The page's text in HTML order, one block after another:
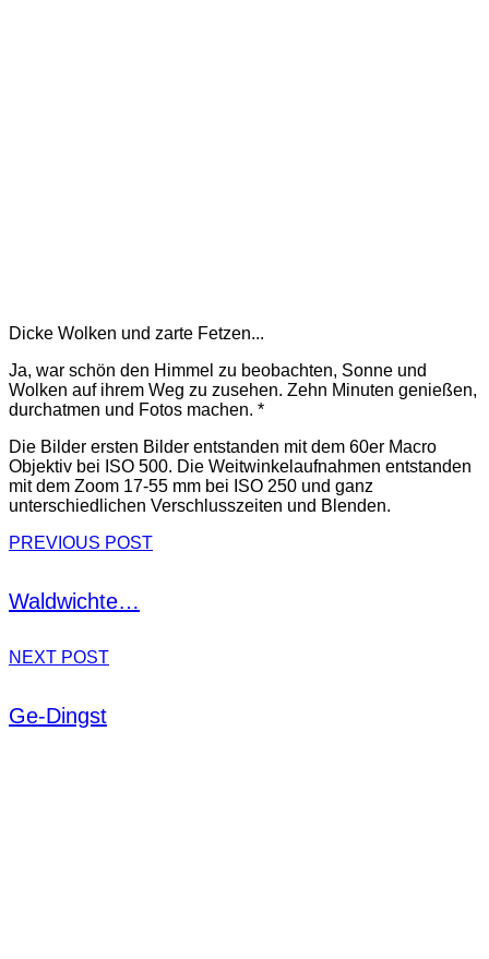
Dicke Wolken und zarte Fetzen...
Ja, war schön den Himmel zu beobachten, Sonne und
Wolken auf ihrem Weg zu zusehen. Zehn Minuten genießen,
durchatmen und Fotos machen. *
Die Bilder ersten Bilder entstanden mit dem 60er Macro
Objektiv bei ISO 500. Die Weitwinkelaufnahmen entstanden
mit dem Zoom 17-55 mm bei ISO 250 und ganz
unterschiedlichen Verschlusszeiten und Blenden.
PREVIOUS POST
Waldwichte…
NEXT POST
Ge-Dingst